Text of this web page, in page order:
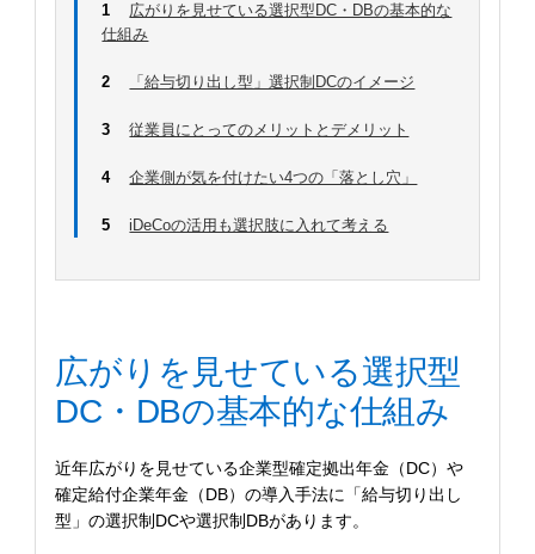
1
広がりを見せている選択型DC・DBの基本的な
仕組み
2 「給与切り出し型」選択制DCのイメージ
3 従業員にとってのメリットとデメリット
4 企業側が気を付けたい4つの「落とし穴」
5 iDeCoの活用も選択肢に入れて考える
広がりを見せている選択型
DC・DBの基本的な仕組み
近年広がりを見せている企業型確定拠出年金（DC）や
確定給付企業年金（DB）の導入手法に「給与切り出し
型」の選択制DCや選択制DBがあります。